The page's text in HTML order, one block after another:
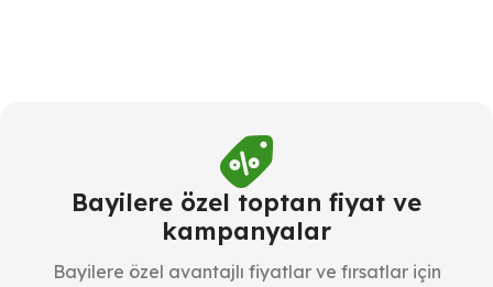
Bayilere özel toptan fiyat ve
kampanyalar
Bayilere özel avantajlı fiyatlar ve fırsatlar için